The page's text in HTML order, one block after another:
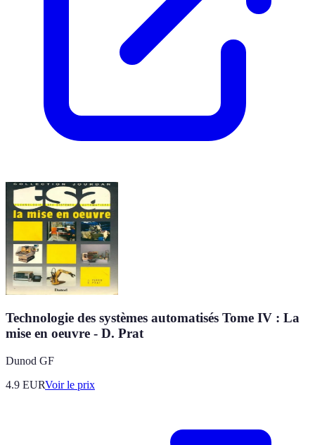
Technologie des systèmes automatisés Tome IV : La
mise en oeuvre - D. Prat
Dunod GF
4.9 EURVoir le prix